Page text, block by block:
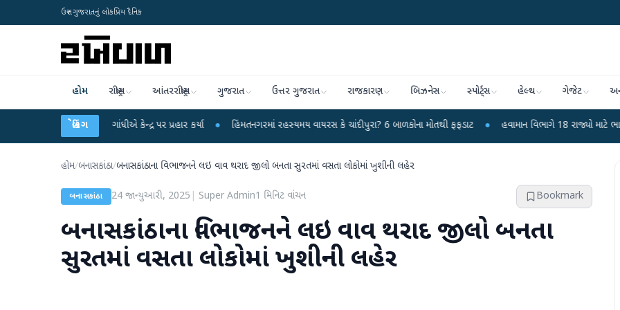
ઉત્તર ગુજરાતનું લોકપ્રિય દૈનિક
હોમ રાષ્ટ્રીય આંતરરાષ્ટ્રીય ગુજરાત ઉત્તર ગુજરાત રાજકારણ બિઝનેસ સ્પોર્ટ્સ હેલ્થ ગેજેટ
બ્રેકિંગ
પર રાહુલ ગાંધીએ કેન્દ્ર પર પ્રહાર કર્યા ● હિંમતનગરમાં રહસ્યમય વાયરસ કે ચાંદીપુરા? 6 બાળકોના મોતથી ફફડાટ ● હવામાન વિભાગે 18 રાજ્યો માટે ભારે વરસાદની
હોમ/બનાસકાંઠા/બનાસકાંઠાના વિભાજનને લઇ વાવ થરાદ જીલો બનતા સુરતમાં વસતા લોકોમાં ખુશીની લહેર
બનાસકાંઠા 24 જાન્યુઆરી, 2025 Super Admin1 મિનિટ વાંચન Bookmark
બનાસકાંઠાના વિભાજનને લઇ વાવ થરાદ જીલો બનતા
સુરતમાં વસતા લોકોમાં ખુશીની લહેર